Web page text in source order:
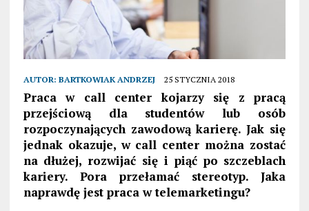
AUTOR: BARTKOWIAK ANDRZEJ 25 STYCZNIA 2018
Praca w call center kojarzy się z pracą
przejściową dla studentów lub osób
rozpoczynających zawodową karierę. Jak się
jednak okazuje, w call center można zostać
na dłużej, rozwijać się i piąć po szczeblach
kariery. Pora przełamać stereotyp. Jaka
naprawdę jest praca w telemarketingu?